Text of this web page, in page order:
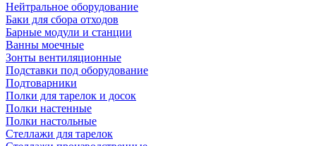
Нейтральное оборудование
Баки для сбора отходов
Барные модули и станции
Ванны моечные
Зонты вентиляционные
Подставки под оборудование
Подтоварники
Полки для тарелок и досок
Полки настенные
Полки настольные
Стеллажи для тарелок